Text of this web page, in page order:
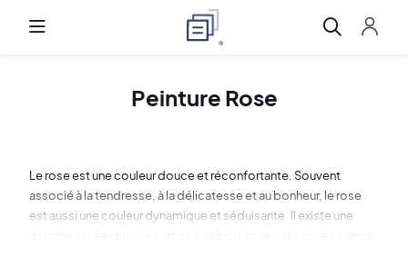
Peinture Rose
Le rose est une couleur douce et réconfortante. Souvent
associé à la tendresse, à la délicatesse et au bonheur, le rose
est aussi une couleur dynamique et séduisante. Il existe une